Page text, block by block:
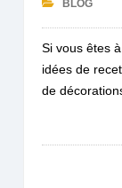
BLOG
Si vous êtes
idées de
de